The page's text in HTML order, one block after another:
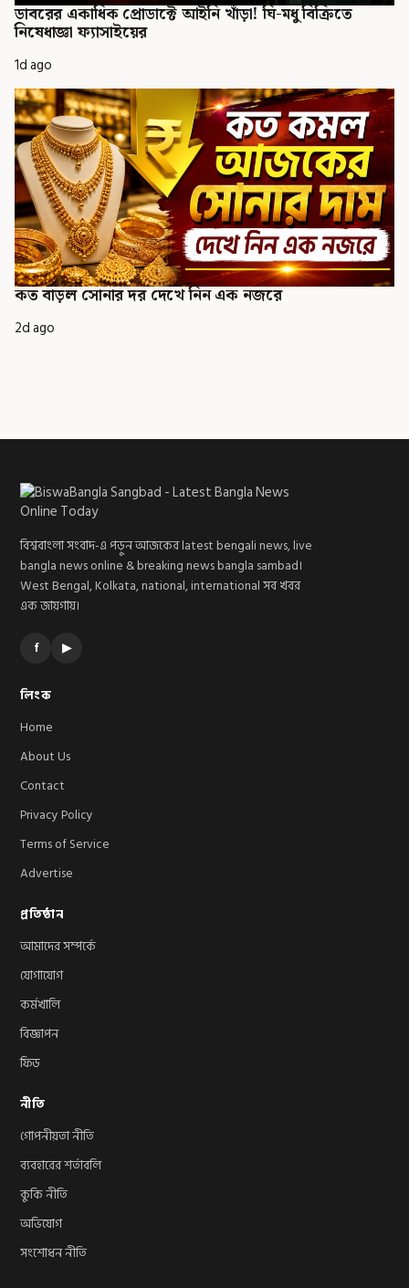
ডাবরের একাধিক প্রোডাক্টে আইনি খাঁড়া! ঘি-মধু বিক্রিতে
নিষেধাজ্ঞা ফ্যাসাইয়ের
1d ago
কত বাড়ল সোনার দর দেখে নিন এক নজরে
2d ago
বিশ্ববাংলা সংবাদ-এ পড়ুন আজকের latest bengali news, live
bangla news online & breaking news bangla sambad।
West Bengal, Kolkata, national, international সব খবর
এক জায়গায়।
f ▶
লিংক
Home
About Us
Contact
Privacy Policy
Terms of Service
Advertise
প্রতিষ্ঠান
আমাদের সম্পর্কে
যোগাযোগ
কর্মখালি
বিজ্ঞাপন
ফিড
নীতি
গোপনীয়তা নীতি
ব্যবহারের শর্তাবলি
কুকি নীতি
অভিযোগ
সংশোধন নীতি